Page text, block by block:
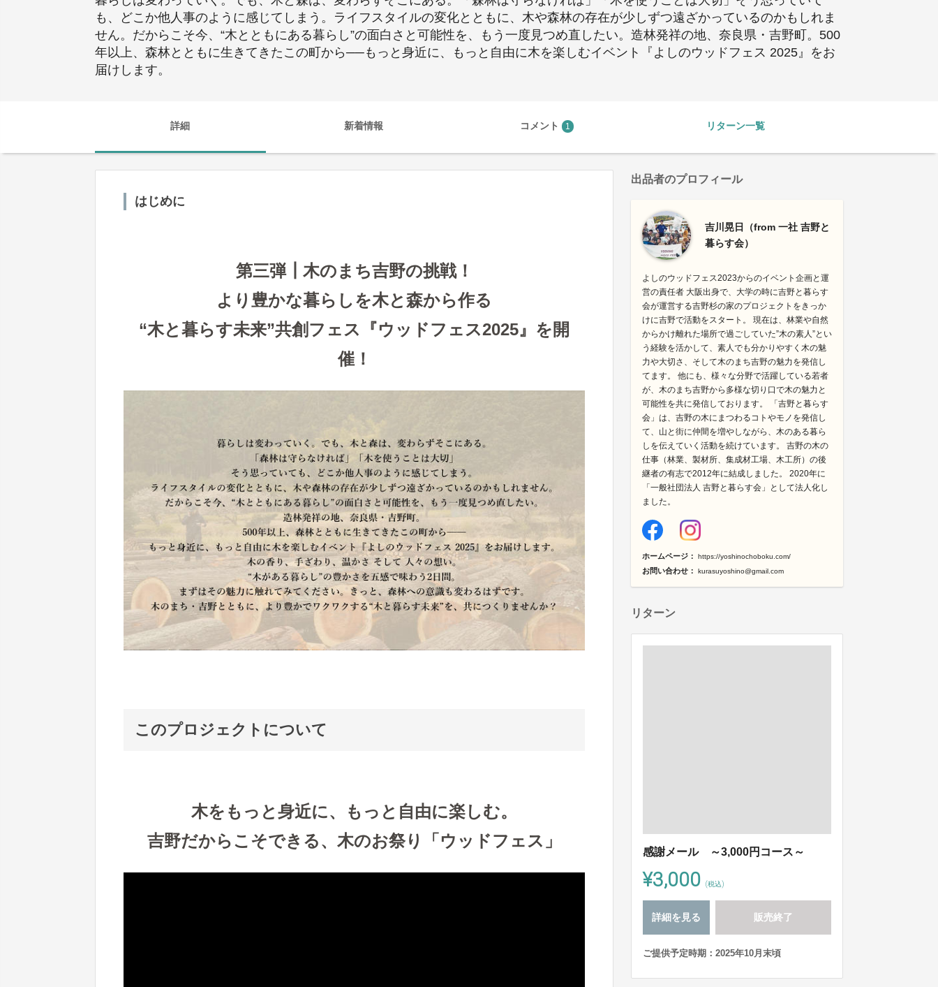
も、どこか他人事のように感じてしまう。ライフスタイルの変化とともに、木や森林の存在が少しずつ遠ざかっているのかもしれま
せん。だからこそ今、“木とともにある暮らし”の面白さと可能性を、もう一度見つめ直したい。造林発祥の地、奈良県・吉野町。500
年以上、森林とともに生きてきたこの町から──もっと身近に、もっと自由に木を楽しむイベント『よしのウッドフェス 2025』をお
届けします。
詳細 新着情報 コメント 1 リターン一覧
はじめに
第三弾┃木のまち吉野の挑戦！
より豊かな暮らしを木と森から作る
“木と暮らす未来”共創フェス『ウッドフェス2025』を開
催！
このプロジェクトについて
木をもっと身近に、もっと自由に楽しむ。
吉野だからこそできる、木のお祭り「ウッドフェス」
出品者のプロフィール
吉川晃日（from 一社 吉野と
暮らす会）
よしのウッドフェス2023からのイベント企画と運
営の責任者 大阪出身で、大学の時に吉野と暮らす
会が運営する吉野杉の家のプロジェクトをきっか
けに吉野で活動をスタート。 現在は、林業や自然
からかけ離れた場所で過ごしていた”木の素人”とい
う経験を活かして、素人でも分かりやすく木の魅
力や大切さ、そして木のまち吉野の魅力を発信し
てます。 他にも、様々な分野で活躍している若者
が、木のまち吉野から多様な切り口で木の魅力と
可能性を共に発信しております。 「吉野と暮らす
会」は、吉野の木にまつわるコトやモノを発信し
て、山と街に仲間を増やしながら、木のある暮ら
しを伝えていく活動を続けています。 吉野の木の
仕事（林業、製材所、集成材工場、木工所）の後
継者の有志で2012年に結成しました。 2020年に
「一般社団法人 吉野と暮らす会」として法人化し
ました。
ホームページ： https://yoshinochoboku.com/
お問い合わせ： kurasuyoshino@gmail.com
リターン
感謝メール ～3,000円コース～
¥3,000 (税込)
詳細を見る 販売終了
ご提供予定時期：2025年10月末頃